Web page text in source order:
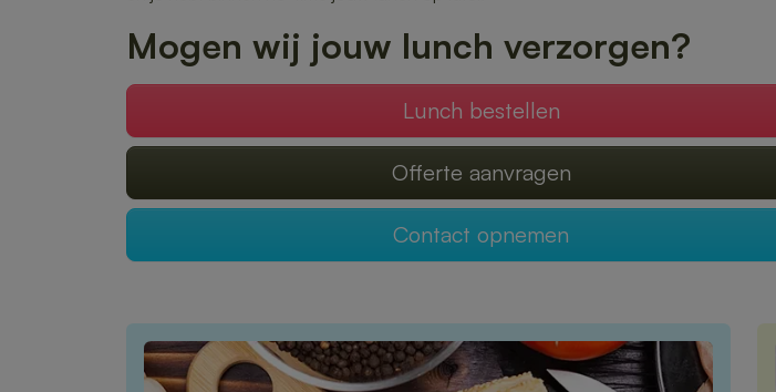
Mogen wij jouw lunch verzorgen?
Lunch bestellen
Offerte aanvragen
Contact opnemen